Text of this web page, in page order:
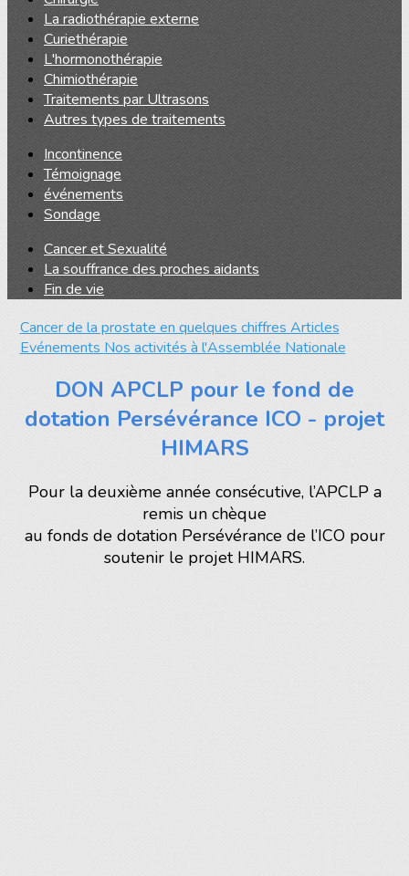
La radiothérapie externe
Curiethérapie
L'hormonothérapie
Chimiothérapie
Traitements par Ultrasons
Autres types de traitements
Incontinence
Témoignage
événements
Sondage
Cancer et Sexualité
La souffrance des proches aidants
Fin de vie
Cancer de la prostate en quelques chiffres Articles
Evénements Nos activités à l'Assemblée Nationale
DON APCLP pour le fond de
dotation Persévérance ICO - projet
HIMARS
Pour la deuxième année consécutive, l’APCLP a
remis un chèque
au fonds de dotation Persévérance de l’ICO pour
soutenir le projet HIMARS.